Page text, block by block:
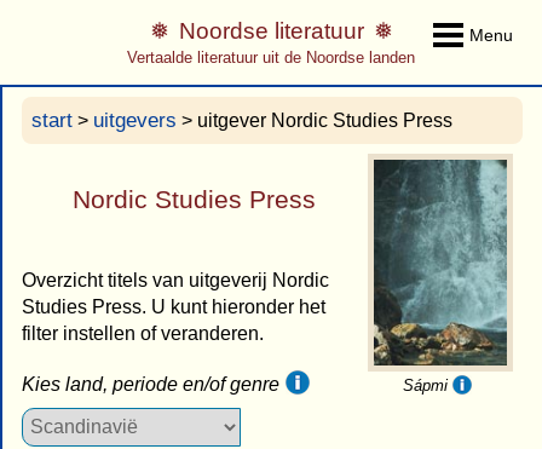
Menu
Noordse literatuur
Vertaalde literatuur uit de Noordse landen
start > uitgevers > uitgever Nordic Studies Press
Sápmi
Nordic Studies Press
Overzicht titels van uitgeverij Nordic
Studies Press. U kunt hieronder het
filter instellen of veranderen.
Kies land, periode en/of genre